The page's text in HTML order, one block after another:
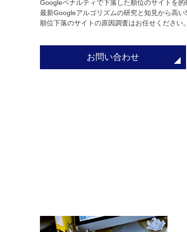
Googleペナルティで下落した順位のサイトを的
最新Googleアルゴリズムの研究と知見から高い
順位下落のサイトの原因調査はお任せください。
お問い合わせ